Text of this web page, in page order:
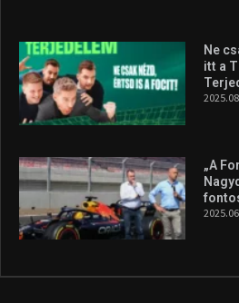
Ne
itt a
„A